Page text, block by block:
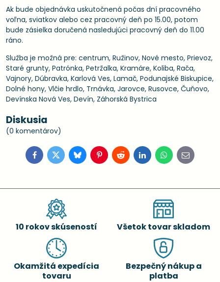
Ak bude objednávka uskutočnená počas dní pracovného
voľna, sviatkov alebo cez pracovný deň po 15.00, potom
bude zásielka doručená nasledujúci pracovný deň do 11.00
ráno.
Služba je možná pre: centrum, Ružinov, Nové mesto, Prievoz,
Staré grunty, Patrónka, Petržalka, Kramáre, Koliba, Rača,
Vajnory, Dúbravka, Karlová Ves, Lamač, Podunajské Biskupice,
Dolné hony, Vlčie hrdlo, Trnávka, Jarovce, Rusovce, Čuňovo,
Devínska Nová Ves, Devín, Záhorská Bystrica
Diskusia
(0 komentárov)
FacebookTwitterBlueskyPinterestRedditLinkedInWhatsApp
E-
mail
10 rokov skúseností Všetok tovar skladom
Okamžitá expedícia
tovaru
Bezpečný nákup a
platba